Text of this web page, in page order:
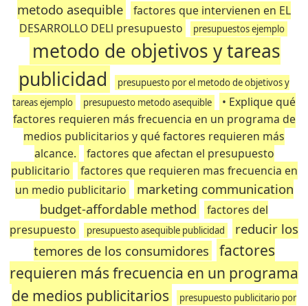
metodo asequible
factores que intervienen en EL
DESARROLLO DELl presupuesto
presupuestos ejemplo
metodo de objetivos y tareas
publicidad
presupuesto por el metodo de objetivos y
tareas ejemplo
presupuesto metodo asequible
• Explique qué
factores requieren más frecuencia en un programa de
medios publicitarios y qué factores requieren más
alcance.
factores que afectan el presupuesto
publicitario
factores que requieren mas frecuencia en
un medio publicitario
marketing communication
budget-affordable method
factores del
presupuesto
presupuesto asequible publicidad
reducir los
temores de los consumidores
factores
requieren más frecuencia en un programa
de medios publicitarios
presupuesto publicitario por